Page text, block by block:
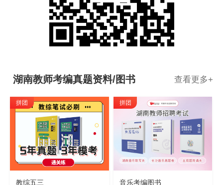
湖南教师考编真题资料/图书 查看更多+
拼团
教综五三
拼团
音乐考编图书